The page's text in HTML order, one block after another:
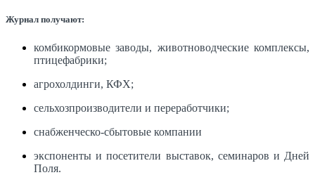
Журнал получают:
комбикормовые заводы, животноводческие комплексы,
птицефабрики;
агрохолдинги, КФХ;
сельхозпроизводители и переработчики;
снабженческо-сбытовые компании
экспоненты и посетители выставок, семинаров и Дней
Поля.